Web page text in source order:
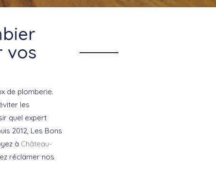
vos
de plomberie.
les
quel expert
2012, Les Bons
à Château-
réclamer nos